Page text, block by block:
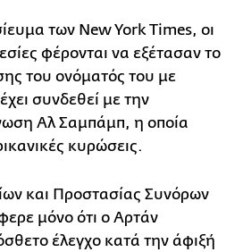
των New York Times, οι
φέρονται να εξέτασαν το
του ονόματός του με
συνδεθεί με την
Αλ Σαμπάμπ, η οποία
κυρώσεις.
και Προστασίας Συνόρων
μόνο ότι ο Αρτάν
έλεγχο κατά την άφιξή